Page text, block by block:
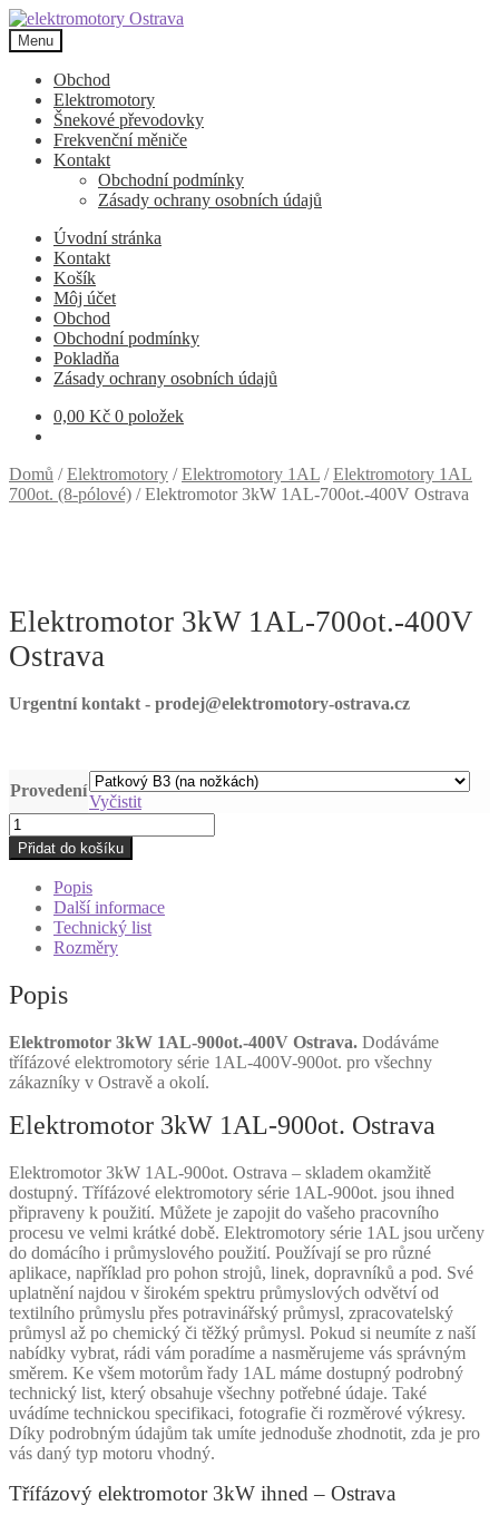
Přeskočit
na
navigaci
Přejít
k
obsahu
webu
Menu
Obchod
Elektromotory
Šnekové převodovky
Frekvenční měniče
Kontakt
Obchodní podmínky
Zásady ochrany osobních údajů
Úvodní stránka
Kontakt
Košík
Môj účet
Obchod
Obchodní podmínky
Pokladňa
Zásady ochrany osobních údajů
0,00 Kč 0 položek
Domů /Elektromotory /Elektromotory 1AL /Elektromotory 1AL
700ot. (8-pólové) /Elektromotor 3kW 1AL-700ot.-400V Ostrava
Elektromotor 3kW 1AL-700ot.-400V
Ostrava
Urgentní kontakt - prodej@elektromotory-ostrava.cz
Provedení
Vyčistit
Elektromotor
3kW
1AL-
700ot.-400V
Ostrava
množství
Přidat do košíku
Popis
Další informace
Technický list
Rozměry
Popis
Elektromotor 3kW 1AL-900ot.-400V Ostrava. Dodáváme
třífázové elektromotory série 1AL-400V-900ot. pro všechny
zákazníky v Ostravě a okolí.
Elektromotor 3kW 1AL-900ot. Ostrava
Elektromotor 3kW 1AL-900ot. Ostrava – skladem okamžitě
dostupný. Třífázové elektromotory série 1AL-900ot. jsou ihned
připraveny k použití. Můžete je zapojit do vašeho pracovního
procesu ve velmi krátké době. Elektromotory série 1AL jsou určeny
do domácího i průmyslového použití. Používají se pro různé
aplikace, například pro pohon strojů, linek, dopravníků a pod. Své
uplatnění najdou v širokém spektru průmyslových odvětví od
textilního průmyslu přes potravinářský průmysl, zpracovatelský
průmysl až po chemický či těžký průmysl. Pokud si neumíte z naší
nabídky vybrat, rádi vám poradíme a nasměrujeme vás správným
směrem. Ke všem motorům řady 1AL máme dostupný podrobný
technický list, který obsahuje všechny potřebné údaje. Také
uvádíme technickou specifikaci, fotografie či rozměrové výkresy.
Díky podrobným údajům tak umíte jednoduše zhodnotit, zda je pro
vás daný typ motoru vhodný.
Třífázový elektromotor 3kW ihned – Ostrava